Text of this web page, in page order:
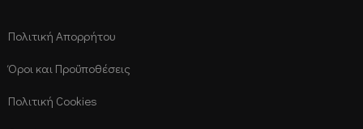
Πολιτική Απορρήτου
Όροι και Προϋποθέσεις
Πολιτική Cookies